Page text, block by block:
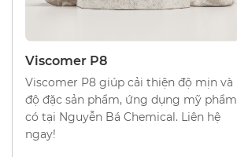
CHẤT TẠO ĐẶC
Viscomer P8
Viscomer P8 giúp cải thiện độ mịn và
độ đặc sản phẩm, ứng dụng mỹ phẩm
có tại Nguyễn Bá Chemical. Liên hệ
ngay!